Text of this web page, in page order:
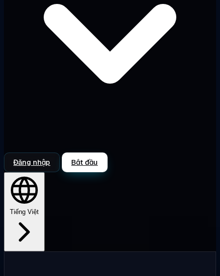
Đăng nhập Bắt đầu
Tiếng Việt